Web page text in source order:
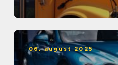
06. august 2025